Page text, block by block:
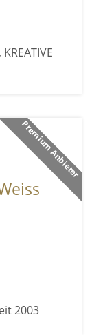
Premium Anbieter
2003